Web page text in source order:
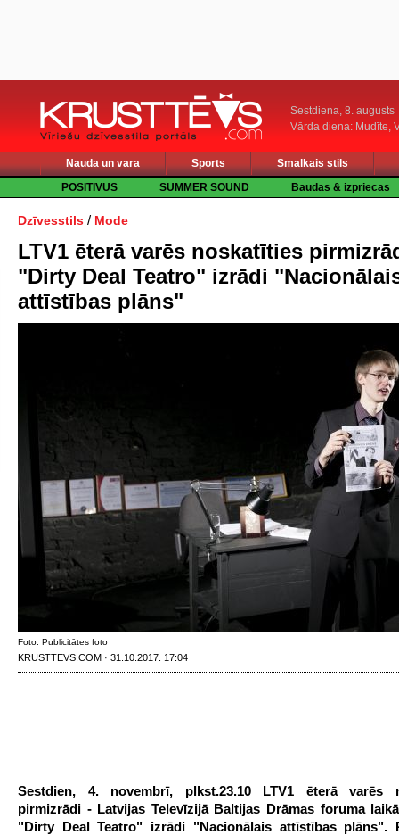
Sestdiena, 8. augusts
Vārda diena: Mudīte,
Nauda un vara Sports
Smalkais stils
POSITIVUS
SUMMER SOUND Baudas & izpriecas
Dzīvesstils / Mode
LTV1 ēterā varēs noskatīties
"Dirty Deal Teatro" izrādi
attīstības plāns"
Foto: Publicitātes foto
KRUSTTEVS.COM · 31.10.2017. 17:04
Sestdien, 4. novembrī, plkst.23.10 LTV1 ēterā varēs
pirmizrādi - Latvijas Televīzijā Baltijas Drāmas foruma
"Dirty Deal Teatro" izrādi "Nacionālais attīstības plāns".